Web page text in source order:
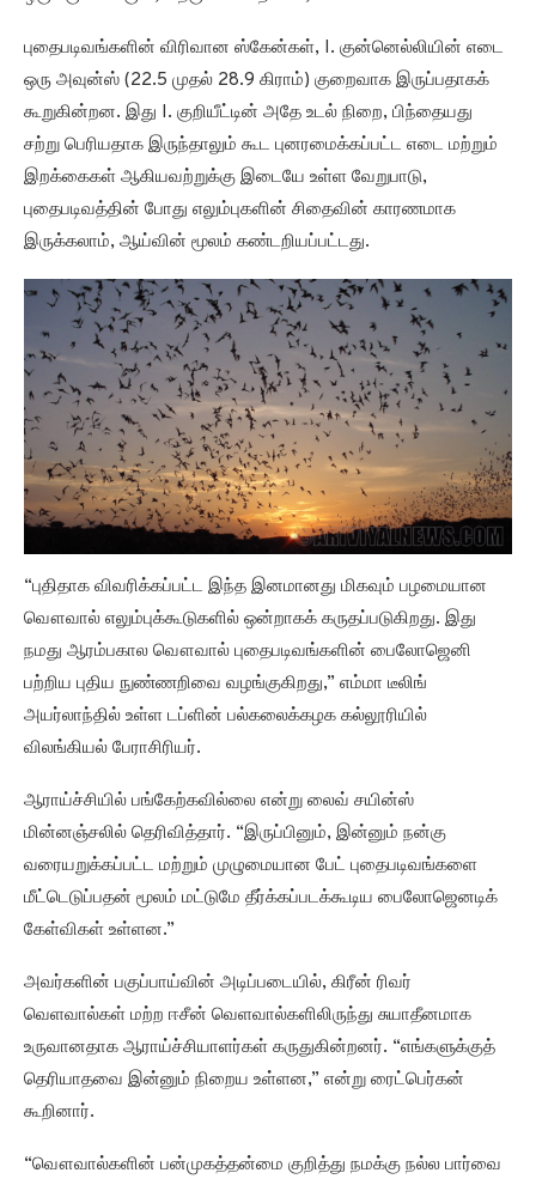
புதைபடிவங்களின் விரிவான ஸ்கேன்கள், I. குன்னெல்லியின் எடை
ஒரு அவுன்ஸ் (22.5 முதல் 28.9 கிராம்) குறைவாக இருப்பதாகக்
கூறுகின்றன. இது I. குறியீட்டின் அதே உடல் நிறை, பிந்தையது
சற்று பெரியதாக இருந்தாலும் கூட புனரமைக்கப்பட்ட எடை மற்றும்
இறக்கைகள் ஆகியவற்றுக்கு இடையே உள்ள வேறுபாடு,
புதைபடிவத்தின் போது எலும்புகளின் சிதைவின் காரணமாக
இருக்கலாம், ஆய்வின் மூலம் கண்டறியப்பட்டது.
“புதிதாக விவரிக்கப்பட்ட இந்த இனமானது மிகவும் பழமையான
வௌவால் எலும்புக்கூடுகளில் ஒன்றாகக் கருதப்படுகிறது. இது
நமது ஆரம்பகால வௌவால் புதைபடிவங்களின் பைலோஜெனி
பற்றிய புதிய நுண்ணறிவை வழங்குகிறது,” எம்மா டீலிங்
அயர்லாந்தில் உள்ள டப்ளின் பல்கலைக்கழக கல்லூரியில்
விலங்கியல் பேராசிரியர்.
ஆராய்ச்சியில் பங்கேற்கவில்லை என்று லைவ் சயின்ஸ்
மின்னஞ்சலில் தெரிவித்தார். “இருப்பினும், இன்னும் நன்கு
வரையறுக்கப்பட்ட மற்றும் முழுமையான பேட் புதைபடிவங்களை
மீட்டெடுப்பதன் மூலம் மட்டுமே தீர்க்கப்படக்கூடிய பைலோஜெனடிக்
கேள்விகள் உள்ளன.”
அவர்களின் பகுப்பாய்வின் அடிப்படையில், கிரீன் ரிவர்
வெளவால்கள் மற்ற ஈசீன் வெளவால்களிலிருந்து சுயாதீனமாக
உருவானதாக ஆராய்ச்சியாளர்கள் கருதுகின்றனர். “எங்களுக்குத்
தெரியாதவை இன்னும் நிறைய உள்ளன,” என்று ரைட்பெர்கன்
கூறினார்.
“வௌவால்களின் பன்முகத்தன்மை குறித்து நமக்கு நல்ல பார்வை